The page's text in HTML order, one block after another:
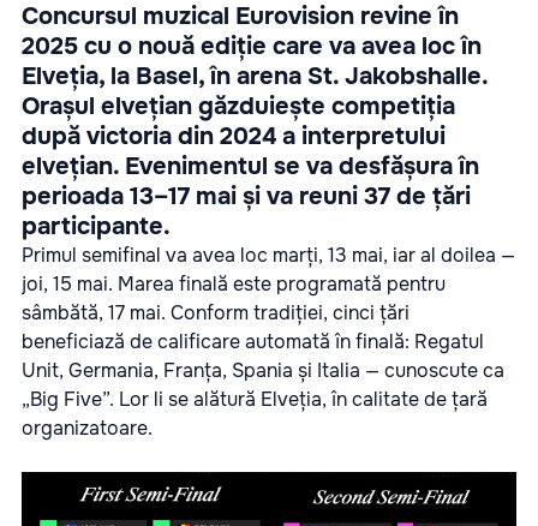
Concursul muzical Eurovision revine în
2025 cu o nouă ediție care va avea loc în
Elveția, la Basel, în arena St. Jakobshalle.
Orașul elvețian găzduiește competiția
după victoria din 2024 a interpretului
elvețian. Evenimentul se va desfășura în
perioada 13–17 mai și va reuni 37 de țări
participante.
Primul semifinal va avea loc marți, 13 mai, iar al doilea —
joi, 15 mai. Marea finală este programată pentru
sâmbătă, 17 mai. Conform tradiției, cinci țări
beneficiază de calificare automată în finală: Regatul
Unit, Germania, Franța, Spania și Italia — cunoscute ca
„Big Five”. Lor li se alătură Elveția, în calitate de țară
organizatoare.